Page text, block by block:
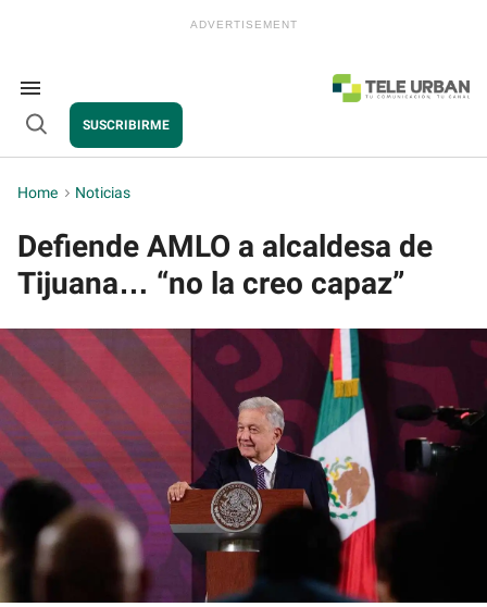
Search
&
Section
Navigation
Open
SUSCRIBIRME
Home > Noticias
Defiende AMLO a alcaldesa de
Tijuana… “no la creo capaz”